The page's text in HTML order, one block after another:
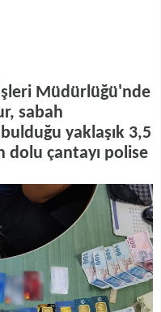
Müdürlüğü'nde
sabah
yaklaşık 3,5
dolu çantayı polise